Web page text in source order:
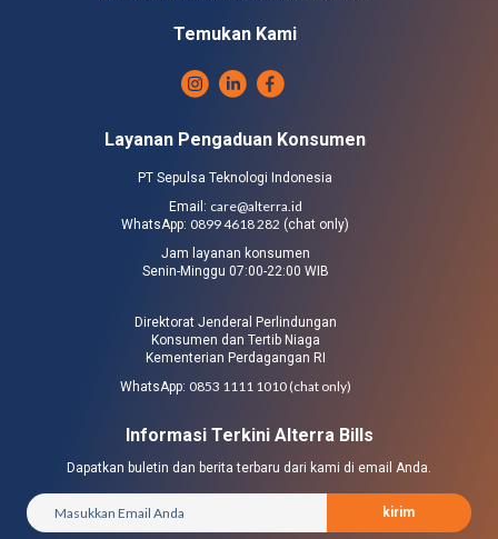
Temukan Kami
Layanan Pengaduan Konsumen
PT Sepulsa Teknologi Indonesia
Email: care@alterra.id
WhatsApp: 0899 4618 282 (chat only)
Jam layanan konsumen
Senin-Minggu 07:00-22:00 WIB
Direktorat Jenderal Perlindungan
Konsumen dan Tertib Niaga
Kementerian Perdagangan RI
WhatsApp: 0853 1111 1010 (chat only)
Informasi Terkini Alterra Bills
Dapatkan buletin dan berita terbaru dari kami di email Anda.
kirim